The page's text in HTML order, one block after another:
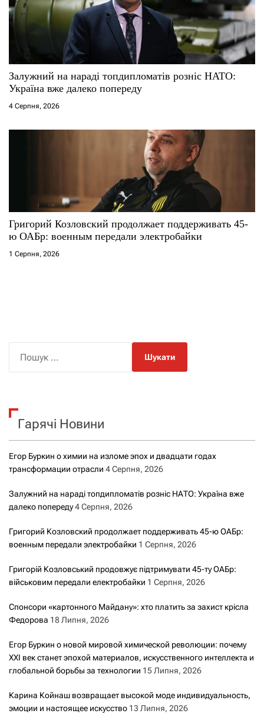
Залужний на нараді топдипломатів розніс НАТО:
Україна вже далеко попереду
4 Серпня, 2026
Григорий Козловский продолжает поддерживать 45-
ю ОАБр: военным передали электробайки
1 Серпня, 2026
к
Гарячі Новини
Егор Буркин о химии на изломе эпох и двадцати годах
трансформации отрасли 4 Серпня, 2026
Залужний на нараді топдипломатів розніс НАТО: Україна вже
далеко попереду4 Серпня, 2026
Григорий Козловский продолжает поддерживать 45-ю ОАБр:
военным передали электробайки 1 Серпня, 2026
Григорій Козловський продовжує підтримувати 45-ту ОАБр:
військовим передали електробайки 1 Серпня, 2026
Спонсори «картонного Майдану»: хто платить за захист крісла
Федорова 18 Липня, 2026
Егор Буркин о новой мировой химической революции: почему
XXI век станет эпохой материалов, искусственного интеллекта и
глобальной борьбы за технологии 15 Липня, 2026
Карина Койнаш возвращает высокой моде индивидуальность,
эмоции и настоящее искусство 13 Липня, 2026